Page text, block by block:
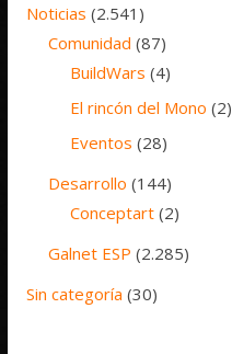
Noticias (2.541)
Comunidad (87)
BuildWars (4)
El rincón del Mono (2)
Eventos (28)
Desarrollo (144)
Conceptart (2)
Galnet ESP (2.285)
Sin categoría (30)